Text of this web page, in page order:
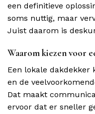
een definitieve
soms nuttig, maar
Juist daarom is
Waarom kiezen voor
Een lokale dakdekker
en de
Dat maakt
ervoor dat er sneller